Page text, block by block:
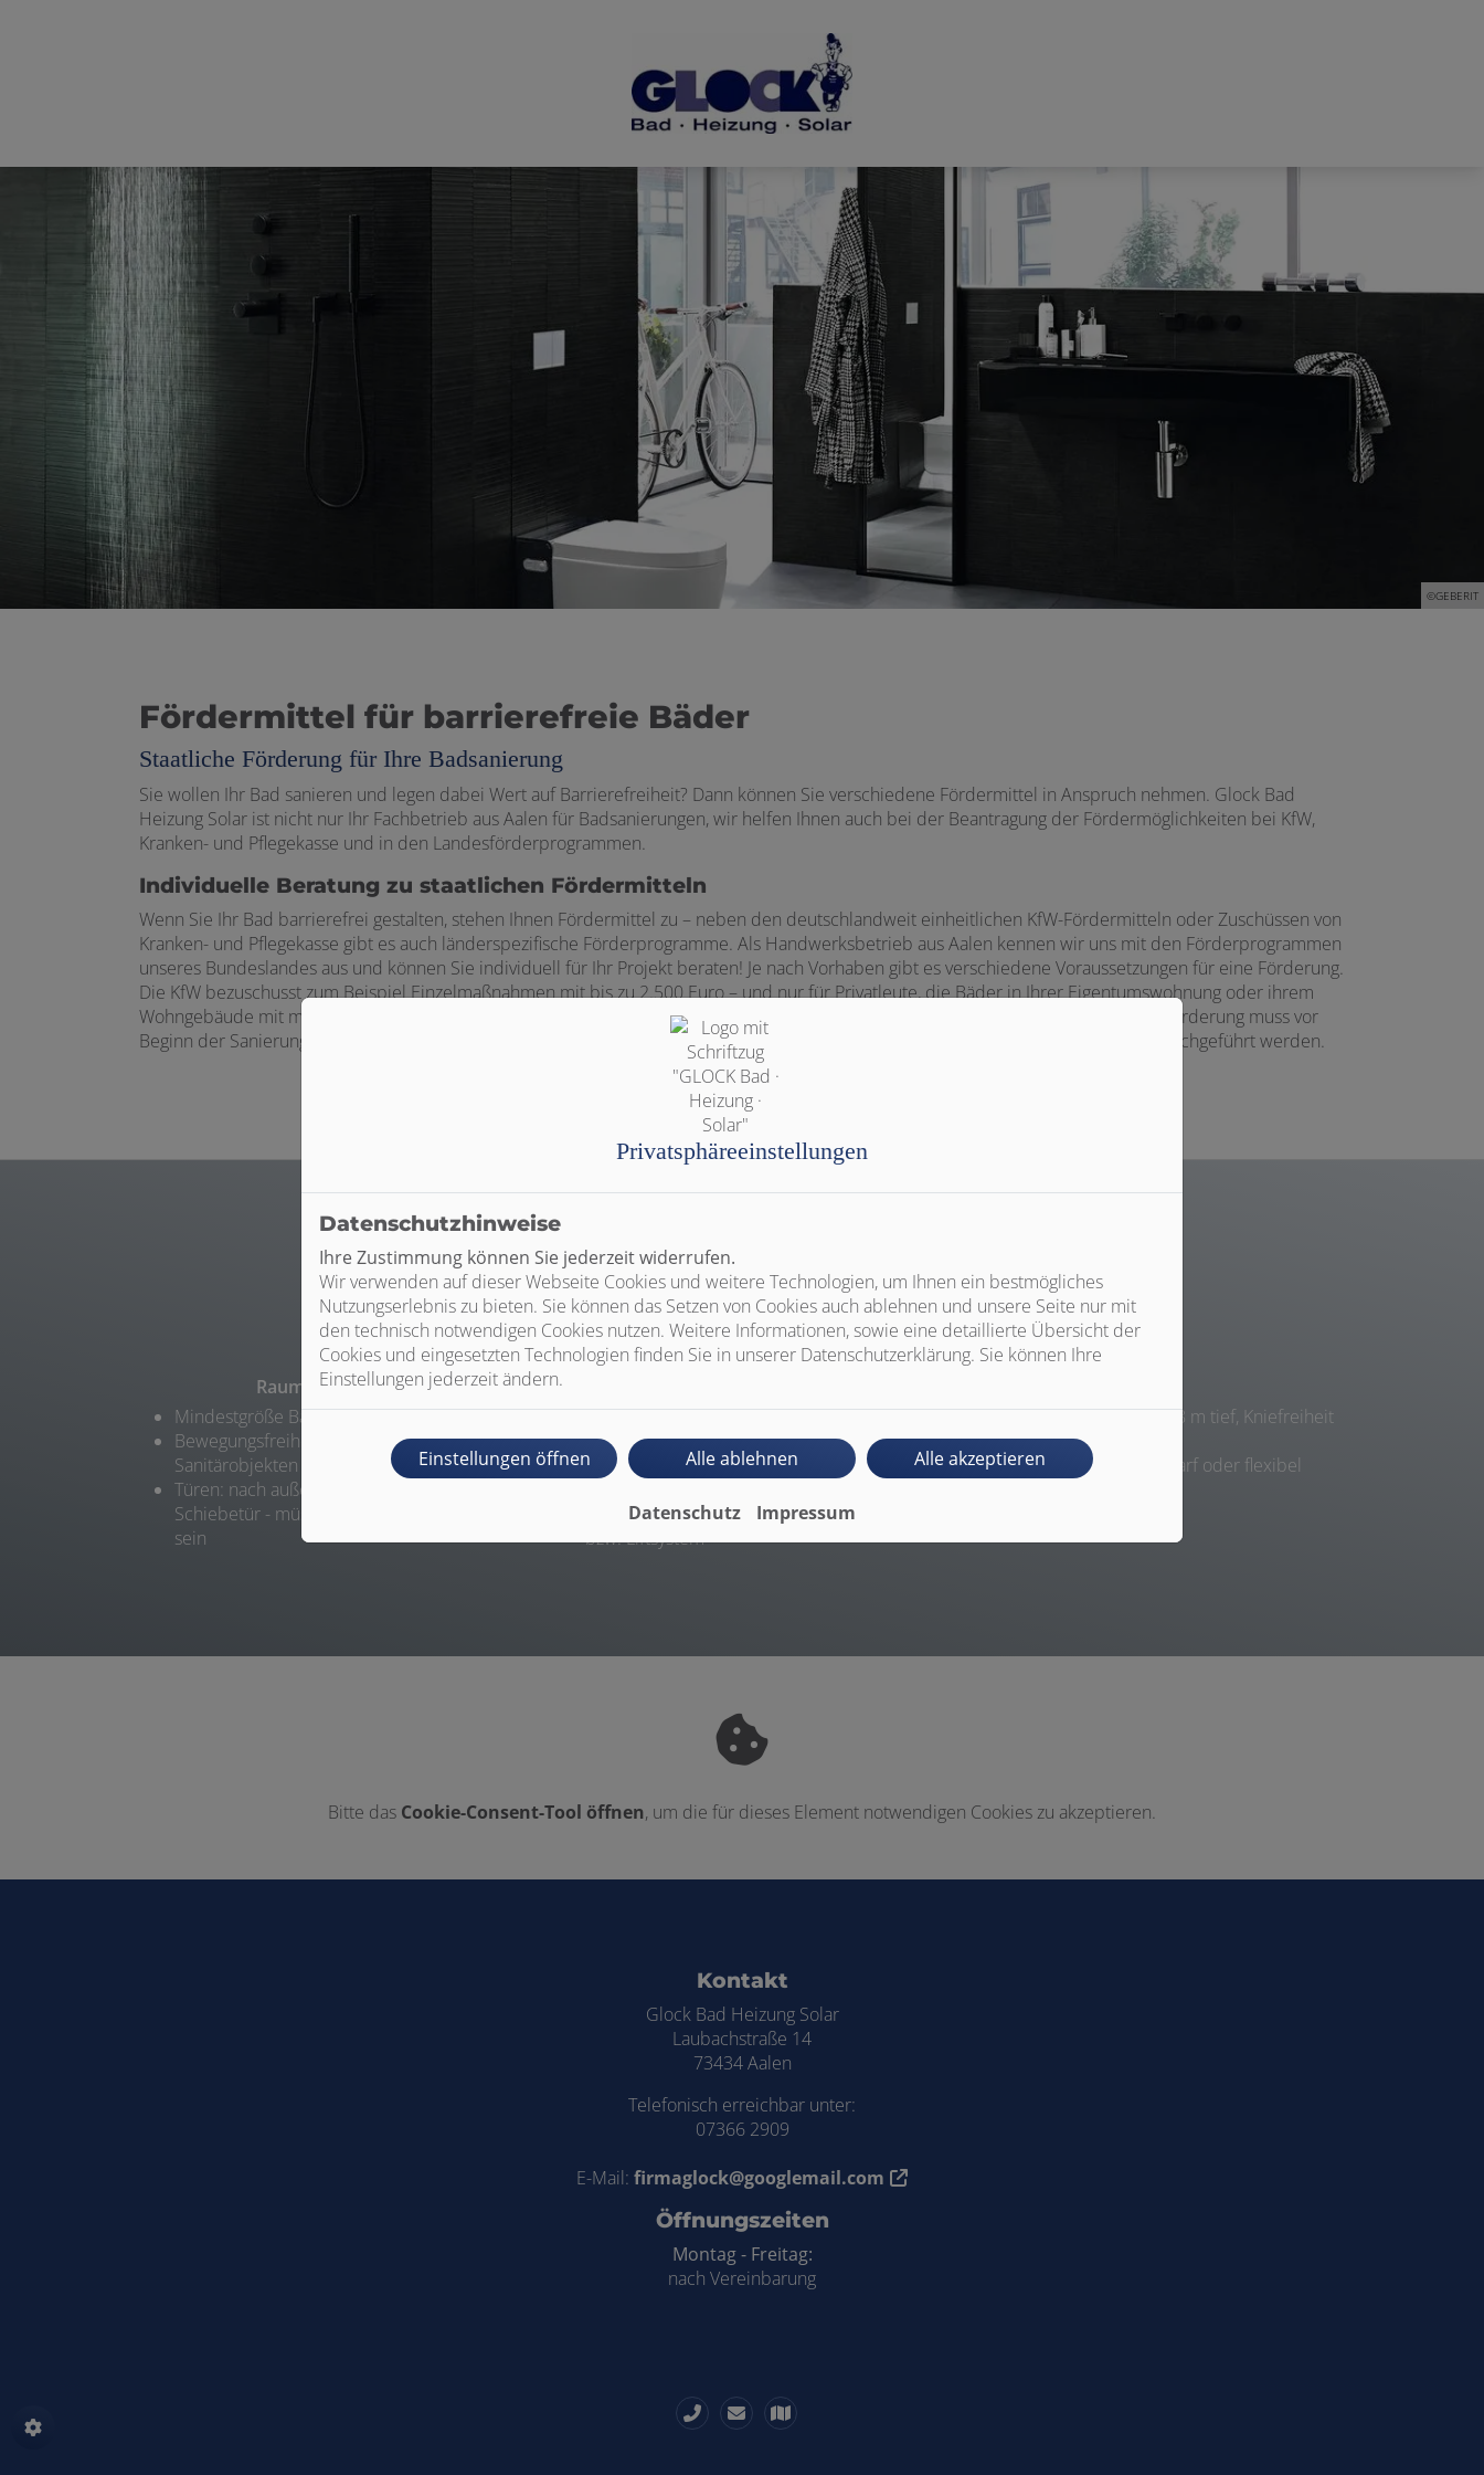
©GEBERIT
Fördermittel für barrierefreie Bäder
Staatliche Förderung für Ihre Badsanierung
Sie wollen Ihr Bad sanieren und legen dabei Wert auf Barrierefreiheit? Dann können Sie verschiedene Fördermittel in Anspruch nehmen. Glock Bad
Heizung Solar ist nicht nur Ihr Fachbetrieb aus Aalen für Badsanierungen, wir helfen Ihnen auch bei der Beantragung der Fördermöglichkeiten bei KfW,
Kranken- und Pflegekasse und in den Landesförderprogrammen.
Individuelle Beratung zu staatlichen Fördermitteln
Wenn Sie Ihr Bad barrierefrei gestalten, stehen Ihnen Fördermittel zu – neben den deutschlandweit einheitlichen KfW-Fördermitteln oder Zuschüssen von
Kranken- und Pflegekasse gibt es auch länderspezifische Förderprogramme. Als Handwerksbetrieb aus Aalen kennen wir uns mit den Förderprogrammen
unseres Bundeslandes aus und können Sie individuell für Ihr Projekt beraten! Je nach Vorhaben gibt es verschiedene Voraussetzungen für eine Förderung.
Die KfW bezuschusst zum Beispiel Einzelmaßnahmen mit bis zu 2.500 Euro – und nur für Privatleute, die Bäder in Ihrer Eigentumswohnung oder ihrem
Wohngebäude mit maximal zwei Wohneinheiten sanieren möchten. Bäder in Ferienwohnungen sind nicht förderfähig. Wichtig: Die Förderung muss vor
Beginn der Sanierungsarbeiten beantragt werden und die Sanierung muss durch einen Fachbetrieb wie Glock Bad Heizung Solar durchgeführt werden.
Mindestanforderungen für eine Förderung
Raumänderungen
Mindestgröße Bad: 1,80 m x 2,20 m
Bewegungsfreiheit: Platz vor und zwischen
Sanitärobjekten für z. B. Rollstuhlnutzung
Türen: nach außen zu öffnen oder
Schiebetür - müssen von außen entriegelbar
sein
Dusche: bodengleich oder max. 20 mm
Erhöhung
Bodenbelag: rutschfest oder
Badewanne: max. Höhe 0,5 m oder mit Tür
bzw. Liftsystem
Waschbecken: min. 0,48 m tief, Kniefreiheit
zur Nutzung im Sitzen
WC: Sitzhöhe nach Bedarf oder flexibel
Bitte das Cookie-Consent-Tool öffnen, um die für dieses Element notwendigen Cookies zu akzeptieren.
Kontakt
Glock Bad Heizung Solar
Laubachstraße 14
73434 Aalen
Telefonisch erreichbar unter:
07366 2909
E-Mail: firmaglock@googlemail.com
Öffnungszeiten
Montag - Freitag:
nach Vereinbarung
Privatsphäre­einstellungen
Datenschutzhinweise
Ihre Zustimmung können Sie jederzeit widerrufen.
Wir verwenden auf dieser Webseite Cookies und weitere Technologien, um Ihnen ein bestmögliches
Nutzungserlebnis zu bieten. Sie können das Setzen von Cookies auch ablehnen und unsere Seite nur mit
den technisch notwendigen Cookies nutzen. Weitere Informationen, sowie eine detaillierte Übersicht der
Cookies und eingesetzten Technologien finden Sie in unserer Datenschutzerklärung. Sie können Ihre
Einstellungen jederzeit ändern.
Einstellungen öffnen Alle ablehnen Alle akzeptieren
Datenschutz Impressum